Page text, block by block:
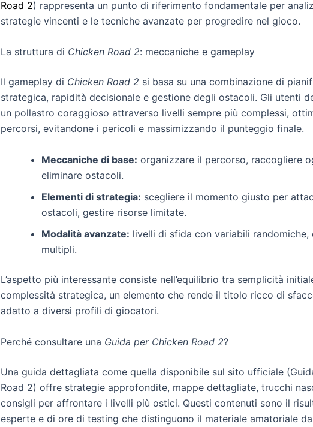
Road 2) rappresenta un punto di riferimento fondamentale per
strategie vincenti e le tecniche avanzate per progredire nel gioco.
La struttura di Chicken Road 2: meccaniche e gameplay
Il gameplay di Chicken Road 2 si basa su una combinazione di
strategica, rapidità decisionale e gestione degli ostacoli. Gli utenti
un pollastro coraggioso attraverso livelli sempre più complessi,
percorsi, evitandone i pericoli e massimizzando il punteggio finale.
Meccaniche di base: organizzare il percorso, raccogliere
eliminare ostacoli.
Elementi di strategia: scegliere il momento giusto per
ostacoli, gestire risorse limitate.
Modalità avanzate: livelli di sfida con variabili randomiche,
multipli.
L’aspetto più interessante consiste nell’equilibrio tra semplicità
complessità strategica, un elemento che rende il titolo ricco di
adatto a diversi profili di giocatori.
Perché consultare una Guida per Chicken Road 2?
Una guida dettagliata come quella disponibile sul sito ufficiale
Road 2) offre strategie approfondite, mappe dettagliate, trucchi
consigli per affrontare i livelli più ostici. Questi contenuti sono il
esperte e di ore di testing che distinguono il materiale amatoriale